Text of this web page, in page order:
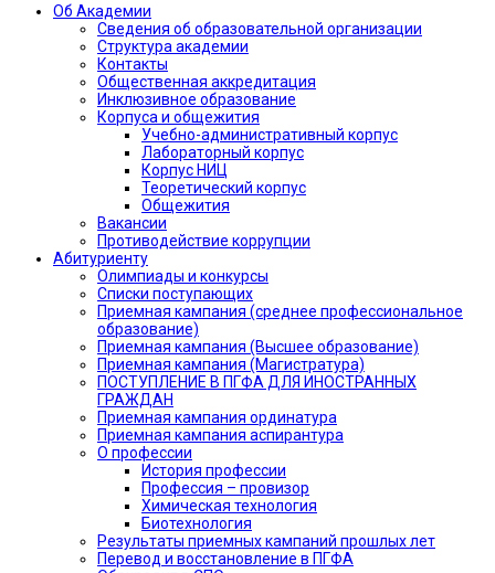
Об Академии
Сведения об образовательной организации
Структура академии
Контакты
Общественная аккредитация
Инклюзивное образование
Корпуса и общежития
Учебно-административный корпус
Лабораторный корпус
Корпус НИЦ
Теоретический корпус
Общежития
Вакансии
Противодействие коррупции
Абитуриенту
Олимпиады и конкурсы
Списки поступающих
Приемная кампания (среднее профессиональное
образование)
Приемная кампания (Высшее образование)
Приемная кампания (Магистратура)
ПОСТУПЛЕНИЕ В ПГФА ДЛЯ ИНОСТРАННЫХ
ГРАЖДАН
Приемная кампания ординатура
Приемная кампания аспирантура
О профессии
История профессии
Профессия – провизор
Химическая технология
Биотехнология
Результаты приемных кампаний прошлых лет
Перевод и восстановление в ПГФА